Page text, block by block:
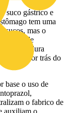
suco gástrico e
tem uma
sucos, mas o
de
queimadura
por trás do
base o uso de
o fabrico de
auxiliam o